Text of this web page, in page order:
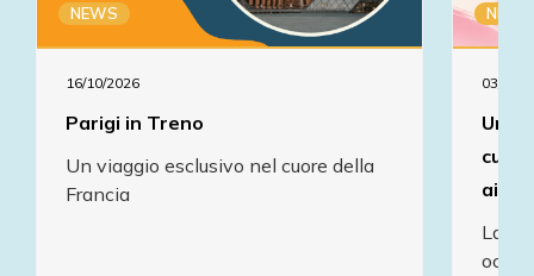
NEWS
16/10/2026
Parigi in Treno
Un viaggio esclusivo nel cuore della
Francia
NEWS
03/07/
ai
La